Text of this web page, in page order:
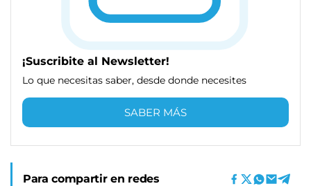
¡Suscribite al Newsletter!
Lo que necesitas saber, desde donde necesites
SABER MÁS
Para compartir en redes